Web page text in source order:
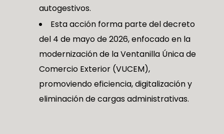
autogestivos.
Esta acción forma parte del decreto
del 4 de mayo de 2026, enfocado en la
modernización de la Ventanilla Única de
Comercio Exterior (VUCEM),
promoviendo eficiencia, digitalización y
eliminación de cargas administrativas.